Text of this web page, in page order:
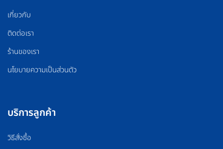
เกี่ยวกับ
ติดต่อเรา
ร้านของเรา
นโยบายความเป็นส่วนตัว
บริการลูกค้า
วิธีสั่งซื้อ